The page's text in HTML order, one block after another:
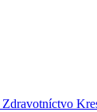
Zdravotníctvo